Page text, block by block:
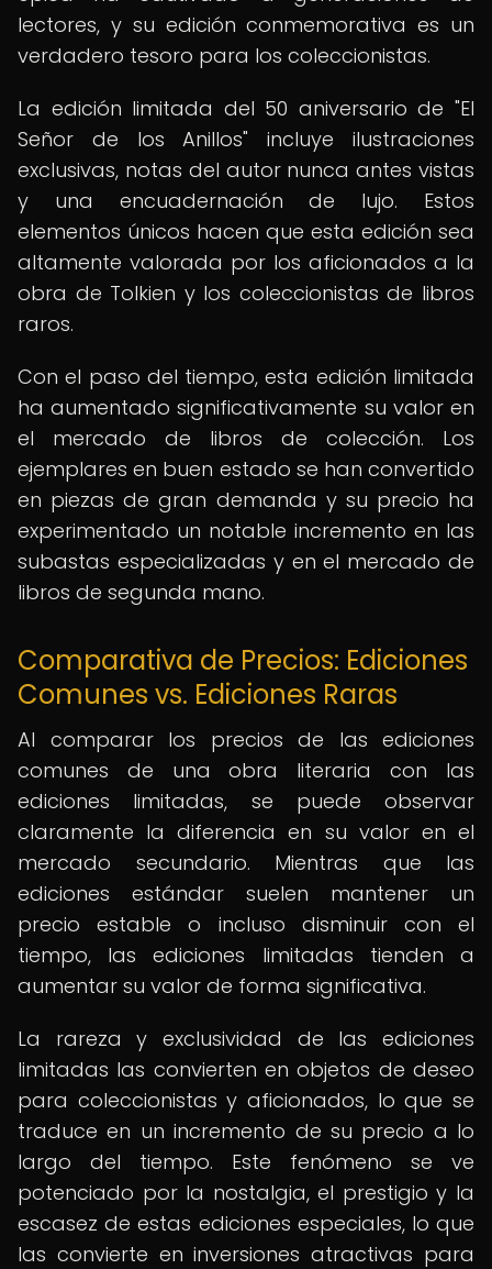
lectores, y su edición conmemorativa es un
verdadero tesoro para los coleccionistas.
La edición limitada del 50 aniversario de "El
Señor de los Anillos" incluye ilustraciones
exclusivas, notas del autor nunca antes vistas
y una encuadernación de lujo. Estos
elementos únicos hacen que esta edición sea
altamente valorada por los aficionados a la
obra de Tolkien y los coleccionistas de libros
raros.
Con el paso del tiempo, esta edición limitada
ha aumentado significativamente su valor en
el mercado de libros de colección. Los
ejemplares en buen estado se han convertido
en piezas de gran demanda y su precio ha
experimentado un notable incremento en las
subastas especializadas y en el mercado de
libros de segunda mano.
Comparativa de Precios: Ediciones
Comunes vs. Ediciones Raras
Al comparar los precios de las ediciones
comunes de una obra literaria con las
ediciones limitadas, se puede observar
claramente la diferencia en su valor en el
mercado secundario. Mientras que las
ediciones estándar suelen mantener un
precio estable o incluso disminuir con el
tiempo, las ediciones limitadas tienden a
aumentar su valor de forma significativa.
La rareza y exclusividad de las ediciones
limitadas las convierten en objetos de deseo
para coleccionistas y aficionados, lo que se
traduce en un incremento de su precio a lo
largo del tiempo. Este fenómeno se ve
potenciado por la nostalgia, el prestigio y la
escasez de estas ediciones especiales, lo que
las convierte en inversiones atractivas para